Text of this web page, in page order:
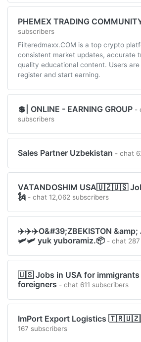
PHEMEX TRADING
subscribers
Filteredmaxx.COM is a top crypto
consistent market updates, accurate
quality educational content. Users
register and start earning.
💲| ONLINE - EARNING GROUP -
subscribers
Sales Partner Uzbekistan - chat
VATANDOSHIM USA🇺🇿🇺🇸
🗽 - chat 12,062 subscribers
✈️✈️✈️O&#39;ZBEKISTON
🛩🛩 yuk yuboramiz.📦 - chat
🇺🇸 Jobs in USA for immigrants
foreigners - chat 611 subscribers
ImPort Export Logistics
167 subscribers